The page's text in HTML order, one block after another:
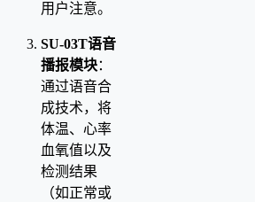
用户注意。
SU-03T语音
播报模块：
通过语音合
成技术，将
体温、心率
血氧值以及
检测结果
（如正常或